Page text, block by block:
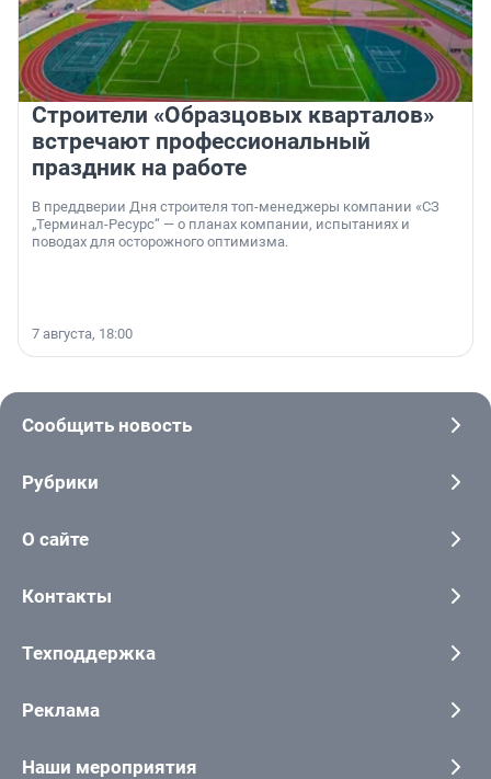
Строители «Образцовых кварталов»
встречают профессиональный
праздник на работе
В преддверии Дня строителя топ-менеджеры компании «СЗ
„Терминал-Ресурс“ — о планах компании, испытаниях и
поводах для осторожного оптимизма.
7 августа, 18:00
Сообщить новость
Рубрики
О сайте
Контакты
Техподдержка
Реклама
Наши мероприятия